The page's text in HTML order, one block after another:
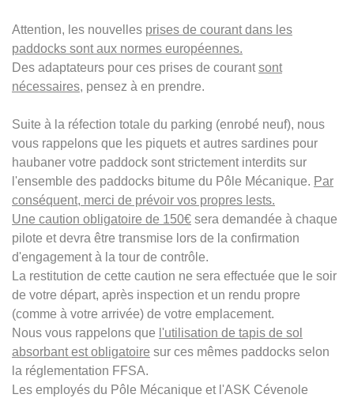
Attention, les nouvelles prises de courant dans les
paddocks sont aux normes européennes.
Des adaptateurs pour ces prises de courantsont
nécessaires, pensez à en prendre.
Suite à la réfection totale du parking (enrobé neuf), nous
vous rappelons que les piquets et autres sardines pour
haubaner votre paddock sont strictement interdits sur
l'ensemble des paddocks bitume du Pôle Mécanique. Par
conséquent, merci de prévoir vos propres lests.
Une caution obligatoire de 150€ sera demandée à chaque
pilote et devra être transmise lors de la confirmation
d'engagement à la tour de contrôle.
La restitution de cette caution ne sera effectuée que le soir
de votre départ, après inspection et un rendu propre
(comme à votre arrivée) de votre emplacement.
Nous vous rappelons que l'utilisation de tapis de sol
absorbant est obligatoire sur ces mêmes paddocks selon
la réglementation FFSA.
Les employés du Pôle Mécanique et l'ASK Cévenole